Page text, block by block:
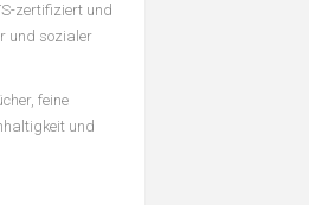
zertifiziert und
und sozialer
feine
und